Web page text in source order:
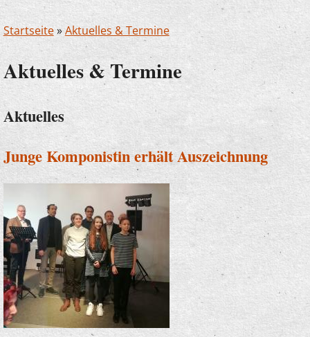
Startseite»Aktuelles & Termine
Aktuelles & Termine
Aktuelles
Junge Komponistin erhält Auszeichnung